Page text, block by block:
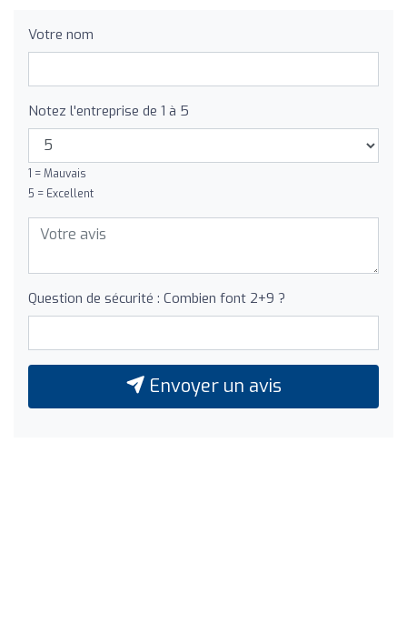
Votre nom
Notez l'entreprise de 1 à 5
1 = Mauvais
5 = Excellent
Question de sécurité : Combien font 2+9 ?
Envoyer un avis